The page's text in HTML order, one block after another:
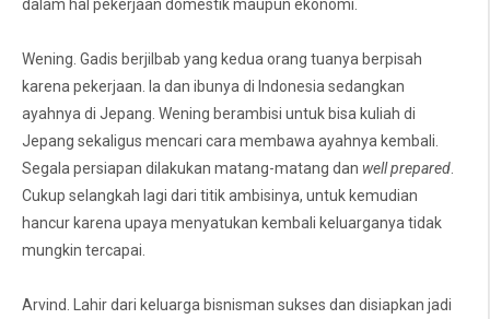
dalam hal pekerjaan domestik maupun ekonomi.
Wening. Gadis berjilbab yang kedua orang tuanya berpisah
karena pekerjaan. Ia dan ibunya di Indonesia sedangkan
ayahnya di Jepang. Wening berambisi untuk bisa kuliah di
Jepang sekaligus mencari cara membawa ayahnya kembali.
Segala persiapan dilakukan matang-matang dan well prepared
Cukup selangkah lagi dari titik ambisinya, untuk kemudian
hancur karena upaya menyatukan kembali keluarganya tidak
mungkin tercapai.
Arvind. Lahir dari keluarga bisnisman sukses dan disiapkan jadi